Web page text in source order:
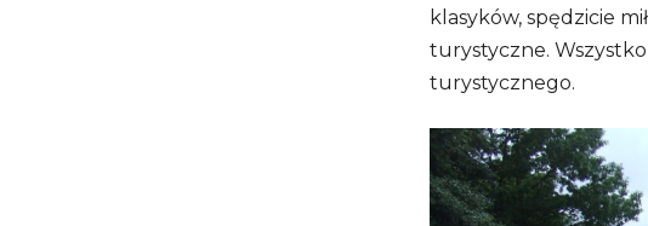
klasyków, spędzicie
turystyczne.
turystycznego.